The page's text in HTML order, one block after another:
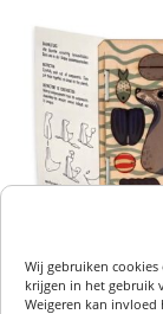
Wij gebruiken
krijgen in het gebruik
Weigeren kan
Berlin
€7,95